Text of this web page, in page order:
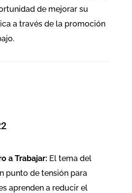
de mejorar su
a través de la promoción
a Trabajar: El tema del
punto de tensión para
aprenden a reducir el